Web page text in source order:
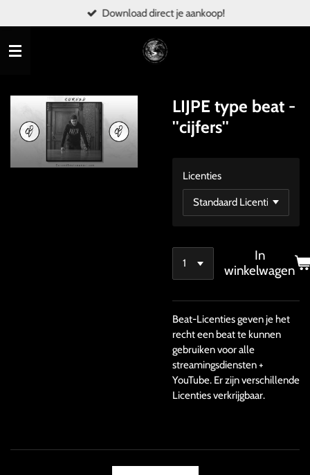
direct
naar
de
Download direct je aankoop!
LIJPE type beat -
''cijfers''
Licenties
In
winkelwagen
Beat-Licenties geven je het
recht een beat te kunnen
gebruiken voor alle
streamingsdiensten +
YouTube. Er zijn verschillende
Licenties verkrijgbaar.